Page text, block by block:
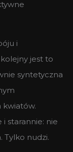
i
jest to
syntetyczna
kwiatów.
i starannie: nie
Tylko nudzi.